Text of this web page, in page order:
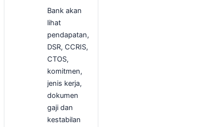
Bank akan
lihat
pendapatan,
DSR, CCRIS,
CTOS,
komitmen,
jenis kerja,
dokumen
gaji dan
kestabilan